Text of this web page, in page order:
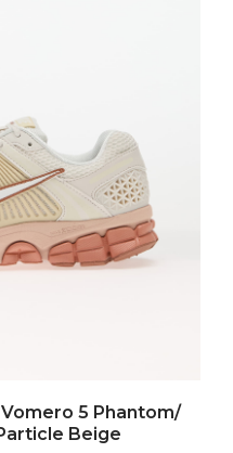
5 Phantom/
Beige